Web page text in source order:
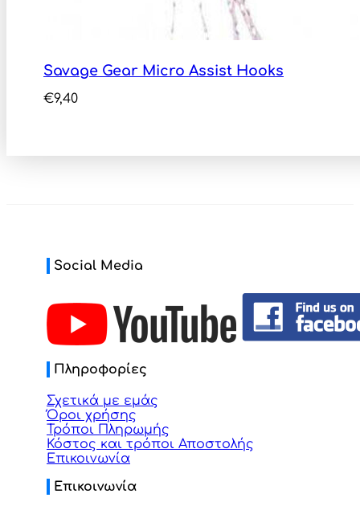
Savage Gear Micro Assist Hooks
€9,40
Social Media
Πληροφορίες
Σχετικά με εμάς
Όροι χρήσης
Τρόποι Πληρωμής
Κόστος και τρόποι Αποστολής
Επικοινωνία
Επικοινωνία